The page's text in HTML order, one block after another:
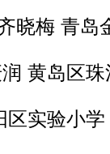
晓梅 青岛
黄岛区
区实验小学